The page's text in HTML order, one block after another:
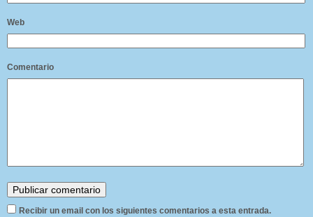
Web
Comentario
Recibir un email con los siguientes comentarios a esta entrada.